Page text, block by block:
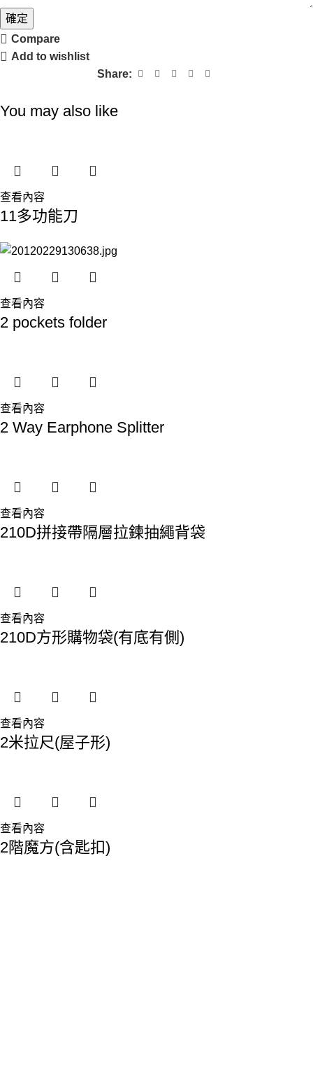
確定
Compare
Add to wishlist
Share:
You may also like
查看內容
11多功能刀
查看內容
2 pockets folder
查看內容
2 Way Earphone Splitter
查看內容
210D拼接帶隔層拉鍊抽繩背袋
查看內容
210D方形購物袋(有底有側)
查看內容
2米拉尺(屋子形)
查看內容
2階魔方(含匙扣)